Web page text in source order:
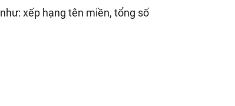
xếp hạng tên miền, tổng số